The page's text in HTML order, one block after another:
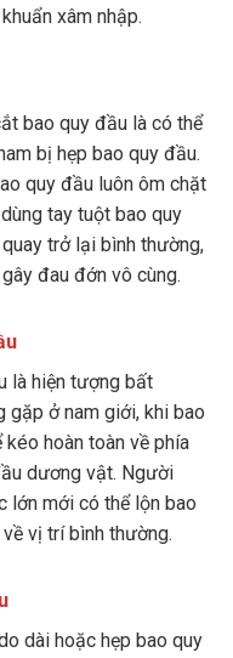
xâm nhập.
bao quy đầu là có thể
bị hẹp bao quy đầu.
quy đầu luôn ôm chặt
tay tuột bao quy
trở lại bình thường,
đau đớn vô cùng.
là hiện tượng bất
gặp ở nam giới, khi bao
hoàn toàn về phía
dương vật. Người
lớn mới có thể lộn bao
vị trí bình thường.
dài hoặc hẹp bao quy